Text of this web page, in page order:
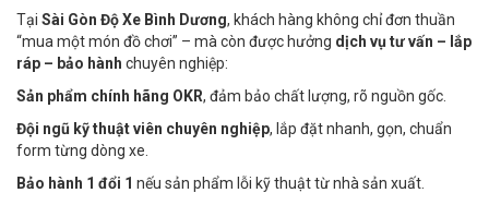
Tại Sài Gòn Độ Xe Bình Dương, khách hàng không chỉ đơn thuần
“mua một món đồ chơi” – mà còn được hưởng dịch vụ tư vấn – lắp
ráp – bảo hành chuyên nghiệp:
Sản phẩm chính hãng OKR, đảm bảo chất lượng, rõ nguồn gốc.
Đội ngũ kỹ thuật viên chuyên nghiệp, lắp đặt nhanh, gọn, chuẩn
form từng dòng xe.
Bảo hành 1 đổi 1 nếu sản phẩm lỗi kỹ thuật từ nhà sản xuất.